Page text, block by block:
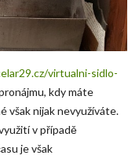
virtualni-sidlo-
kdy máte
však nijak nevyužíváte.
v případě
je však